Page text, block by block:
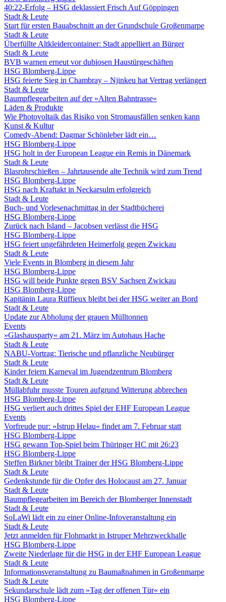
40:22-Erfolg – HSG deklassiert Frisch Auf Göppingen
Stadt & Leute
Start für ersten Bauabschnitt an der Grundschule Großenmarpe
Stadt & Leute
Überfüllte Altkleidercontainer: Stadt appelliert an Bürger
Stadt & Leute
BVB warnen erneut vor dubiosen Haustürgeschäften
HSG Blomberg-Lippe
HSG feierte Sieg in Chambray – Njinkeu hat Vertrag verlängert
Stadt & Leute
Baumpflegearbeiten auf der »Alten Bahntrasse«
Läden & Produkte
Wie Photovoltaik das Risiko von Stromausfällen senken kann
Kunst & Kultur
Comedy-Abend: Dagmar Schönleber lädt ein…
HSG Blomberg-Lippe
HSG holt in der European League ein Remis in Dänemark
Stadt & Leute
Blasrohrschießen – Jahrtausende alte Technik wird zum Trend
HSG Blomberg-Lippe
HSG nach Kraftakt in Neckarsulm erfolgreich
Stadt & Leute
Buch- und Vorlesenachmittag in der Stadtbücherei
HSG Blomberg-Lippe
Zurück nach Island – Jacobsen verlässt die HSG
HSG Blomberg-Lippe
HSG feiert ungefährdeten Heimerfolg gegen Zwickau
Stadt & Leute
Viele Events in Blomberg in diesem Jahr
HSG Blomberg-Lippe
HSG will beide Punkte gegen BSV Sachsen Zwickau
HSG Blomberg-Lippe
Kapitänin Laura Rüffieux bleibt bei der HSG weiter an Bord
Stadt & Leute
Update zur Abholung der grauen Mülltonnen
Events
»Glashausparty« am 21. März im Autohaus Hache
Stadt & Leute
NABU-Vortrag: Tierische und pflanzliche Neubürger
Stadt & Leute
Kinder feiern Karneval im Jugendzentrum Blomberg
Stadt & Leute
Müllabfuhr musste Touren aufgrund Witterung abbrechen
HSG Blomberg-Lippe
HSG verliert auch drittes Spiel der EHF European League
Events
Vorfreude pur: »Istrup Helau« findet am 7. Februar statt
HSG Blomberg-Lippe
HSG gewann Top-Spiel beim Thüringer HC mit 26:23
HSG Blomberg-Lippe
Steffen Birkner bleibt Trainer der HSG Blomberg-Lippe
Stadt & Leute
Gedenkstunde für die Opfer des Holocaust am 27. Januar
Stadt & Leute
Baumpflegearbeiten im Bereich der Blomberger Innenstadt
Stadt & Leute
SoLaWi lädt ein zu einer Online-Infoveranstaltung ein
Stadt & Leute
Jetzt anmelden für Flohmarkt in Istruper Mehrzweckhalle
HSG Blomberg-Lippe
Zweite Niederlage für die HSG in der EHF European League
Stadt & Leute
Informationsveranstaltung zu Baumaßnahmen in Großenmarpe
Stadt & Leute
Sekundarschule lädt zum »Tag der offenen Tür« ein
HSG Blomberg-Lippe